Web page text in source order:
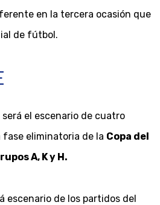
en la tercera ocasión que
de fútbol.
el escenario de cuatro
eliminatoria de la Copa del
A, K y H.
escenario de los partidos del